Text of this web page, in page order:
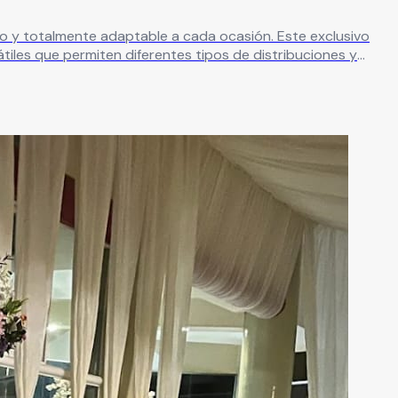
adaptable a cada ocasión. Este exclusivo
que permiten diferentes tipos de distribuciones y